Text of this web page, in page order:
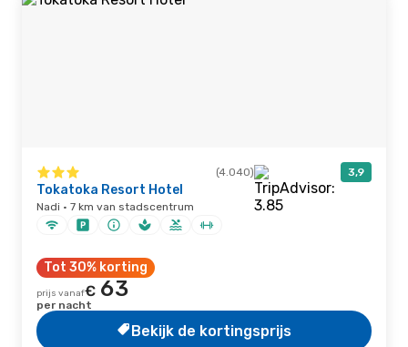
(4.040) 3,9
Tokatoka Resort Hotel
Nadi · 7 km van stadscentrum
Tot 30% korting
prijs vanaf€ 63
per nacht
Bekijk de kortingsprijs